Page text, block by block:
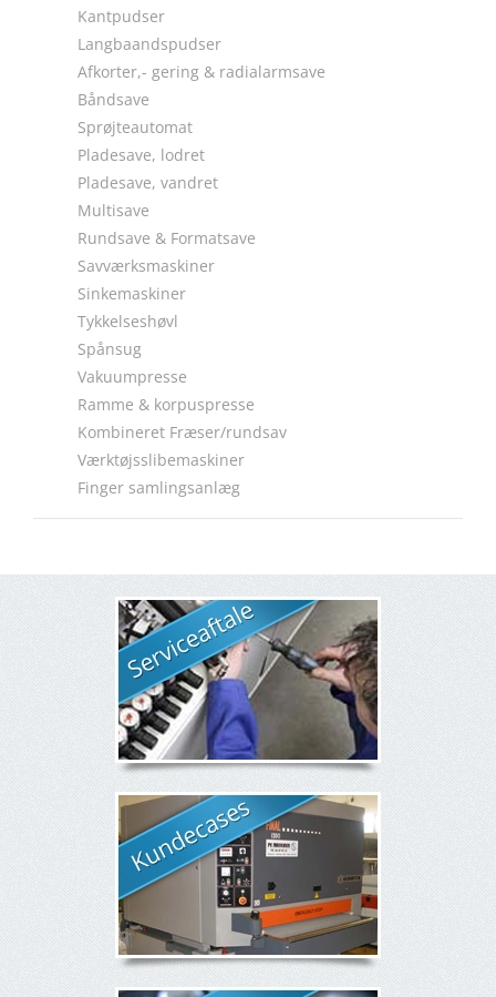
Kantpudser
Langbaandspudser
Afkorter,- gering & radialarmsave
Båndsave
Sprøjteautomat
Pladesave, lodret
Pladesave, vandret
Multisave
Rundsave & Formatsave
Savværksmaskiner
Sinkemaskiner
Tykkelseshøvl
Spånsug
Vakuumpresse
Ramme & korpuspresse
Kombineret Fræser/rundsav
Værktøjsslibemaskiner
Finger samlingsanlæg